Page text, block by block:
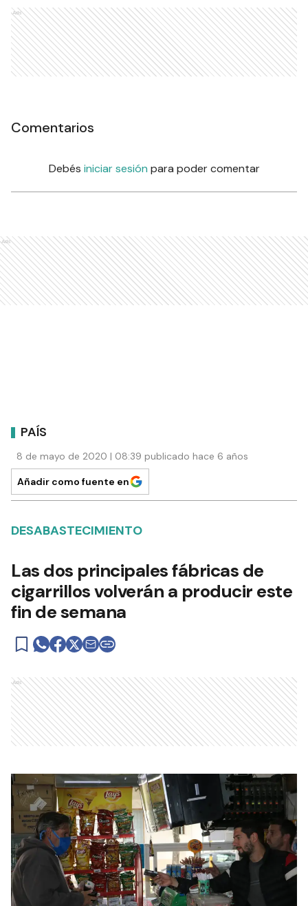
Ads
Comentarios
Debés iniciar sesión para poder comentar
Ads
PAÍS
8 de mayo de 2020 | 08:39 publicado hace 6 años
Añadir como fuente en
DESABASTECIMIENTO
Las dos principales fábricas de
cigarrillos volverán a producir este
fin de semana
Ads